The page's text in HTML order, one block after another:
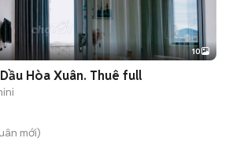
+2
10
Hòa Xuân. Thuê full
mới)